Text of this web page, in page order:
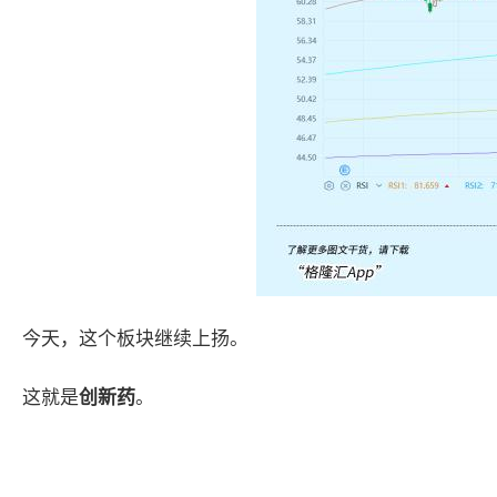
今天，这个板块继续上扬。
这就是创新药。